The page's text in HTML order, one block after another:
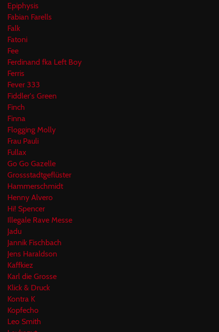
Epiphysis
Fabian Farells
Falk
Fatoni
Fee
Ferdinand fka Left Boy
Ferris
Fever 333
Fiddler's Green
Finch
Finna
Flogging Molly
Frau Pauli
Fullax
Go Go Gazelle
Grossstadtgeflüster
Hammerschmidt
Henny Alvero
Hi! Spencer
Illegale Rave Messe
Jadu
Jannik Fischbach
Jens Haraldson
Kaffkiez
Karl die Grosse
Klick & Druck
Kontra K
Kopfecho
Leo Smith